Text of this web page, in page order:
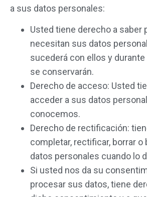
a sus datos personales:
Usted tiene derecho a saber
necesitan sus datos
sucederá con ellos y
se conservarán.
Derecho de acceso: Usted
acceder a sus datos
conocemos.
Derecho de rectificación:
completar, rectificar, borrar o
datos personales cuando lo
Si usted nos da su
procesar sus datos, tiene